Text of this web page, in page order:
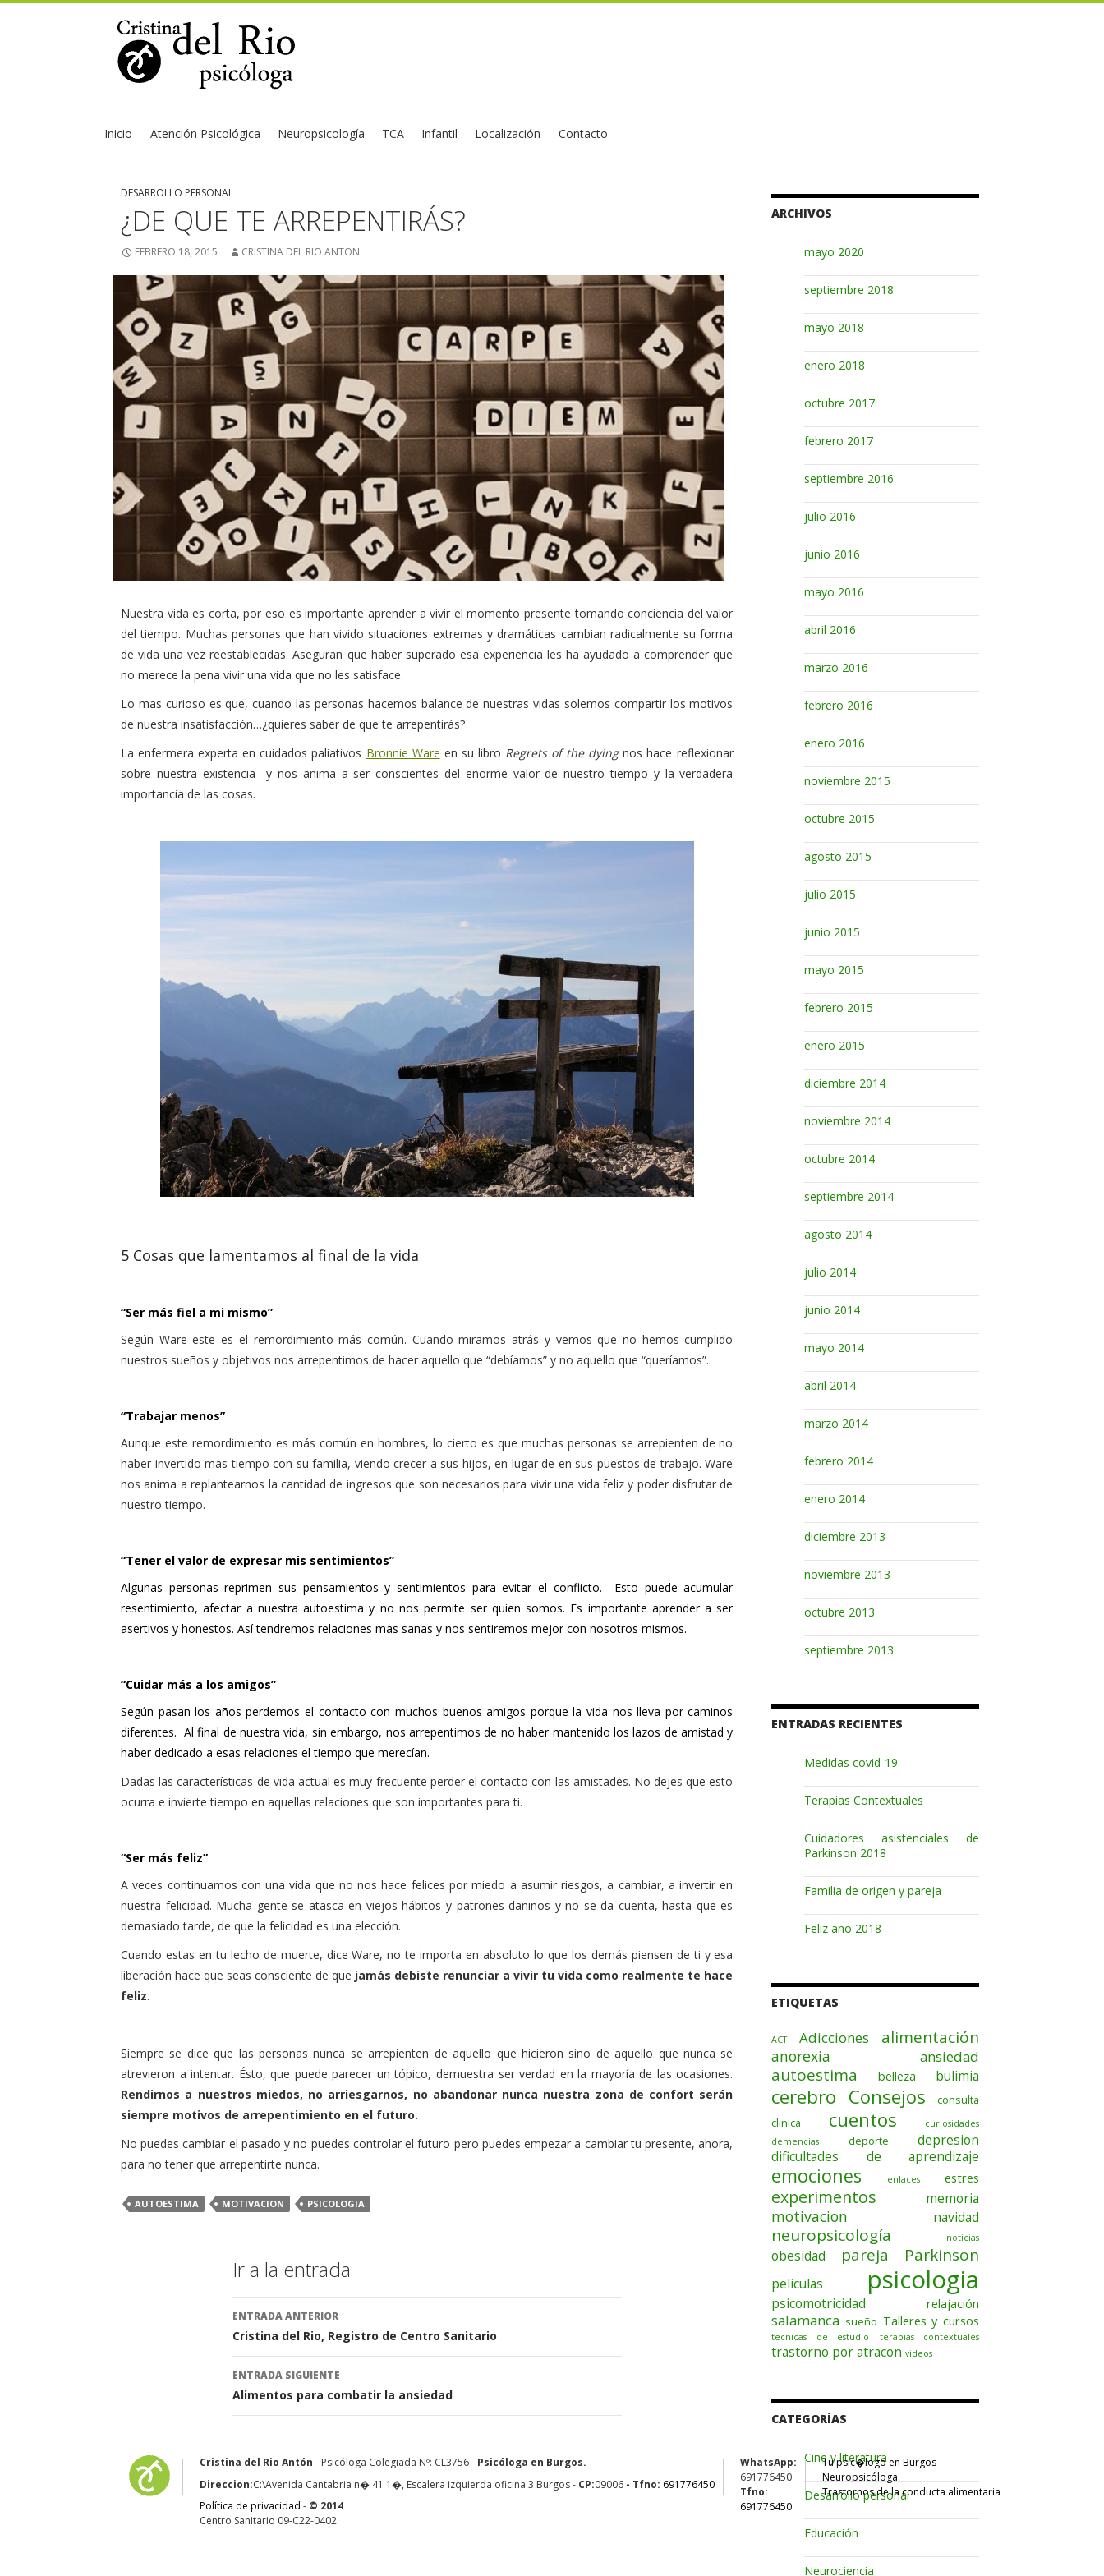
Inicio Atención Psicológica Neuropsicología TCA Infantil Localización Contacto
DESARROLLO PERSONAL
¿DE QUE TE ARREPENTIRÁS?
FEBRERO 18, 2015 CRISTINA DEL RIO ANTON
Nuestra vida es corta, por eso es importante aprender a vivir el momento presente tomando conciencia del valor
del tiempo. Muchas personas que han vivido situaciones extremas y dramáticas cambian radicalmente su forma
de vida una vez reestablecidas. Aseguran que haber superado esa experiencia les ha ayudado a comprender que
no merece la pena vivir una vida que no les satisface.
Lo mas curioso es que, cuando las personas hacemos balance de nuestras vidas solemos compartir los motivos
de nuestra insatisfacción…¿quieres saber de que te arrepentirás?
La enfermera experta en cuidados paliativos Bronnie Ware en su libro Regrets of the dyingnos hace reflexionar
sobre nuestra existencia y nos anima a ser conscientes del enorme valor de nuestro tiempo y la verdadera
importancia de las cosas.
5 Cosas que lamentamos al final de la vida
“Ser más fiel a mi mismo”
Según Ware este es el remordimiento más común. Cuando miramos atrás y vemos que no hemos cumplido
nuestros sueños y objetivos nos arrepentimos de hacer aquello que “debíamos” y no aquello que “queríamos”.
“Trabajar menos”
Aunque este remordimiento es más común en hombres, lo cierto es que muchas personas se arrepienten de no
haber invertido mas tiempo con su familia, viendo crecer a sus hijos, en lugar de en sus puestos de trabajo. Ware
nos anima a replantearnos la cantidad de ingresos que son necesarios para vivir una vida feliz y poder disfrutar de
nuestro tiempo.
“Tener el valor de expresar mis sentimientos”
Algunas personas reprimen sus pensamientos y sentimientos para evitar el conflicto. Esto puede acumular
resentimiento, afectar a nuestra autoestima y no nos permite ser quien somos. Es importante aprender a ser
asertivos y honestos. Así tendremos relaciones mas sanas y nos sentiremos mejor con nosotros mismos.
“Cuidar más a los amigos”
Según pasan los años perdemos el contacto con muchos buenos amigos porque la vida nos lleva por caminos
diferentes. Al final de nuestra vida, sin embargo, nos arrepentimos de no haber mantenido los lazos de amistad y
haber dedicado a esas relaciones el tiempo que merecían.
Dadas las características de vida actual es muy frecuente perder el contacto con las amistades. No dejes que esto
ocurra e invierte tiempo en aquellas relaciones que son importantes para ti.
“Ser más feliz”
A veces continuamos con una vida que no nos hace felices por miedo a asumir riesgos, a cambiar, a invertir en
nuestra felicidad. Mucha gente se atasca en viejos hábitos y patrones dañinos y no se da cuenta, hasta que es
demasiado tarde, de que la felicidad es una elección.
Cuando estas en tu lecho de muerte, dice Ware, no te importa en absoluto lo que los demás piensen de ti y esa
liberación hace que seas consciente de que jamás debiste renunciar a vivir tu vida como realmente te hace
feliz.
Siempre se dice que las personas nunca se arrepienten de aquello que hicieron sino de aquello que nunca se
atrevieron a intentar. Ésto, que puede parecer un tópico, demuestra ser verdad en la mayoría de las ocasiones.
Rendirnos a nuestros miedos, no arriesgarnos, no abandonar nunca nuestra zona de confort serán
siempre motivos de arrepentimiento en el futuro.
No puedes cambiar el pasado y no puedes controlar el futuro pero puedes empezar a cambiar tu presente, ahora,
para no tener que arrepentirte nunca.
AUTOESTIMA MOTIVACION PSICOLOGIA
Ir a la entrada
ENTRADA ANTERIOR
Cristina del Rio, Registro de Centro Sanitario
ENTRADA SIGUIENTE
Alimentos para combatir la ansiedad
ARCHIVOS
mayo 2020
septiembre 2018
mayo 2018
enero 2018
octubre 2017
febrero 2017
septiembre 2016
julio 2016
junio 2016
mayo 2016
abril 2016
marzo 2016
febrero 2016
enero 2016
noviembre 2015
octubre 2015
agosto 2015
julio 2015
junio 2015
mayo 2015
febrero 2015
enero 2015
diciembre 2014
noviembre 2014
octubre 2014
septiembre 2014
agosto 2014
julio 2014
junio 2014
mayo 2014
abril 2014
marzo 2014
febrero 2014
enero 2014
diciembre 2013
noviembre 2013
octubre 2013
septiembre 2013
ENTRADAS RECIENTES
Medidas covid-19
Terapias Contextuales
Cuidadores asistenciales de
Parkinson 2018
Familia de origen y pareja
Feliz año 2018
ETIQUETAS
ACT Adicciones alimentación
anorexia ansiedad
autoestima belleza bulimia
cerebro Consejos
consulta
clinica
cuentos
curiosidades
demencias
deporte
depresion
dificultades de aprendizaje
emociones enlaces estres
experimentos memoria
motivacion navidad
neuropsicología noticias
obesidad pareja Parkinson
peliculas psicologia
psicomotricidad relajación
salamanca sueño Talleres y cursos
tecnicas de estudio terapias contextuales
trastorno por atracon videos
CATEGORÍAS
Cine y literatura
Desarrollo personal
Educación
Neurociencia
Cristina del Rio Antón - Psicóloga Colegiada Nº: CL3756 - Psicóloga en Burgos.
Direccion:C:\Avenida Cantabria n� 41 1�, Escalera izquierda oficina 3 Burgos- CP:09006 - Tfno: 691776450
Política de privacidad - © 2014
Centro Sanitario 09-C22-0402
WhatsApp:
691776450
Tfno:
691776450
Tu psic�logo en Burgos
Neuropsicóloga
Trastornos de la conducta alimentaria